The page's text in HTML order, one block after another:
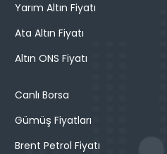
Yarım Altın Fiyatı
Ata Altın Fiyatı
Altın ONS Fiyatı
Canlı Borsa
Gümüş Fiyatları
Brent Petrol Fiyatı